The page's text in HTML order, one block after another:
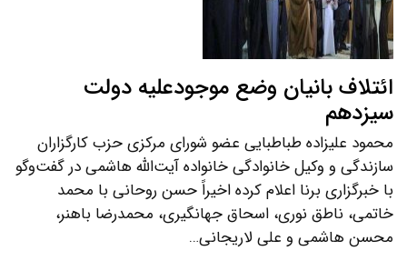
ائتلاف بانیان وضع موجودعلیه دولت
سیزدهم
محمود علیزاده طباطبایی عضو شورای مرکزی حزب کارگزاران
سازندگی و وکیل خانوادگی خانواده آیت‌الله هاشمی در گفت‌و‌گو
با خبرگزاری برنا اعلام کرده اخیراً حسن روحانی با محمد
خاتمی، ناطق نوری، اسحاق جهانگیری، محمدرضا باهنر،
محسن هاشمی و علی لاریجانی…